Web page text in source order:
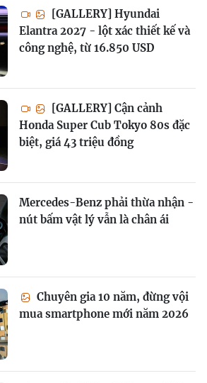
[GALLERY] Hyundai
Elantra 2027 - lột xác thiết kế và
công nghệ, từ 16.850 USD
[GALLERY] Cận cảnh
Honda Super Cub Tokyo 80s đặc
biệt, giá 43 triệu đồng
Mercedes-Benz phải thừa nhận -
nút bấm vật lý vẫn là chân ái
Chuyên gia 10 năm, đừng vội
mua smartphone mới năm 2026